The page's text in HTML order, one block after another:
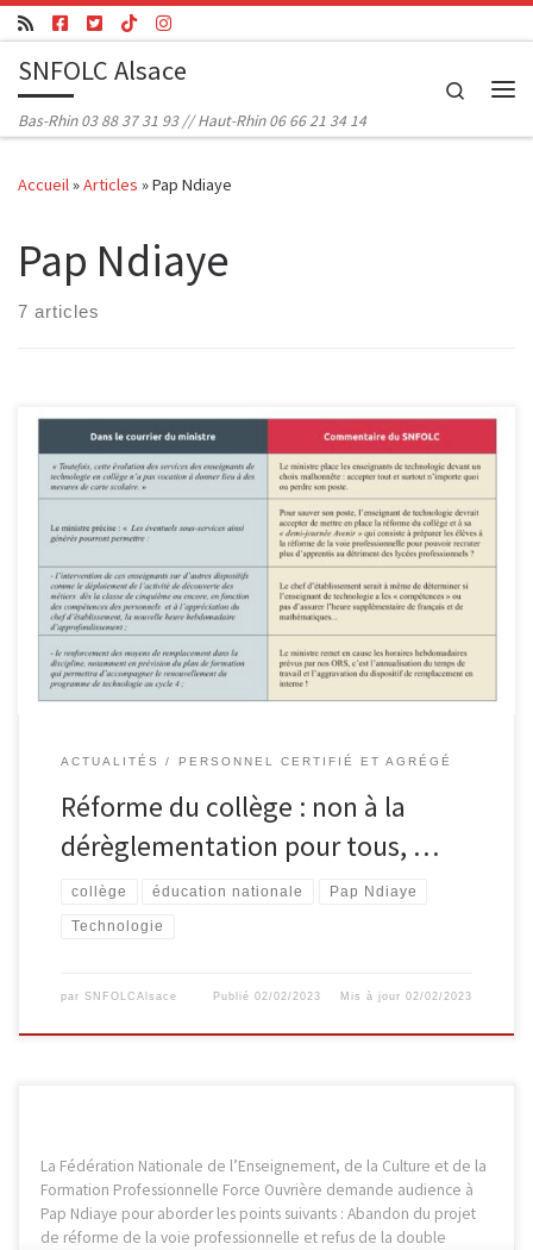
Passer au contenu
SNFOLC Alsace
Bas-Rhin 03 88 37 31 93 // Haut-Rhin 06 66 21 34 14
Search
Accueil»Articles »Pap Ndiaye
Pap Ndiaye
7 articles
Suppression de la technologie en 6eme : première discipline
touchée par la réforme Ndiaye. En dépit du droit élémentaire (il
revient sur les horaires du collège de l’arrêté du 16 juin 2017 du
J.O. du 18 juin 2017 sans aucun texte réglementaire), des statuts et
des disciplines, le ministre Ndiaye a décidé autoritairement la
suppression […]
ACTUALITÉS PERSONNEL CERTIFIÉ ET AGRÉGÉ
Réforme du collège : non à la
dérèglementation pour tous, …
collège éducation nationale Pap Ndiaye
Technologie
par SNFOLCAlsace Publié02/02/2023 Mis à jour02/02/2023
La Fédération Nationale de l’Enseignement, de la Culture et de la
Formation Professionnelle Force Ouvrière demande audience à
Pap Ndiaye pour aborder les points suivants : Abandon du projet
de réforme de la voie professionnelle et refus de la double